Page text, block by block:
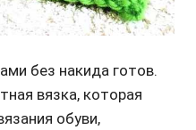
без накида готов.
вязка, которая
обуви,